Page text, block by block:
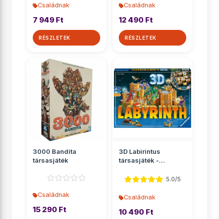
Családnak
7 949 Ft
RÉSZLETEK
Családnak
12 490 Ft
RÉSZLETEK
3000 Bandita
társasjáték
Családnak
15 290 Ft
3D Labirintus
társasjáték -
5.0/5
Családnak
10 490 Ft